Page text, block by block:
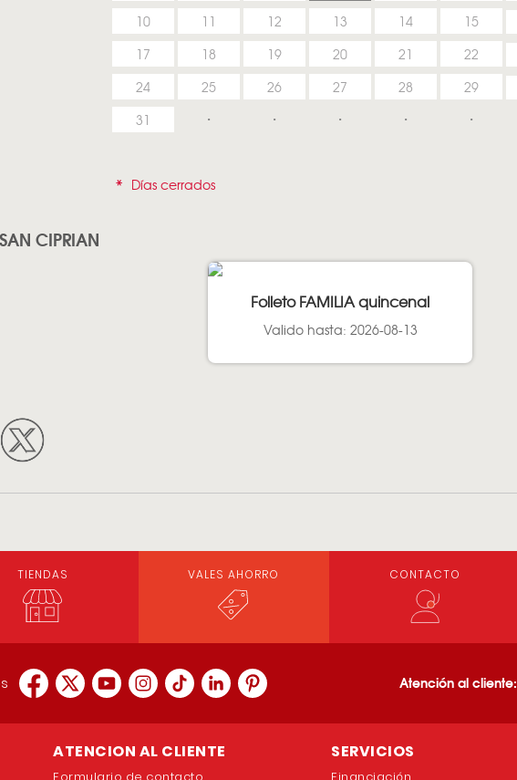
10 11 12 13 14 15
17 18 19 20 21 22
24 25 26 27 28 29
31
* Días cerrados
CIPRIAN
Folleto FAMILIA quincenal
Valido hasta: 2026-08-13
TIENDAS VALES AHORRO CONTACTO
Atención al cliente:
ATENCION AL CLIENTE SERVICIOS